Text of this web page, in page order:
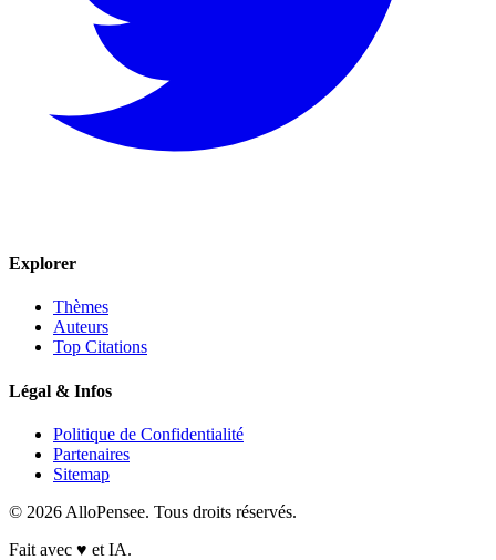
Explorer
Thèmes
Auteurs
Top Citations
Légal & Infos
Politique de Confidentialité
Partenaires
Sitemap
© 2026 AlloPensee. Tous droits réservés.
Fait avec ♥ et IA.